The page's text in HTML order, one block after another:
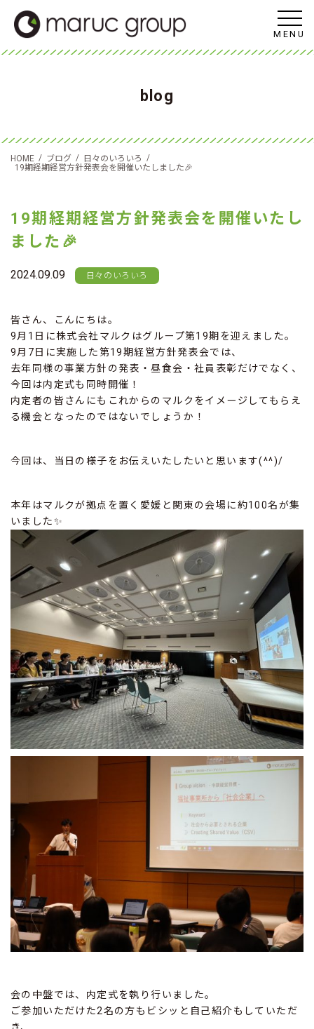
MENU
blog
HOME / ブログ / 日々のいろいろ /
19期経期経営方針発表会を開催いたしました🎉
19期経期経営方針発表会を開催いたし
ました🎉
2024.09.09 日々のいろいろ
皆さん、こんにちは。
9月1日に株式会社マルクはグループ第19期を迎えました。
9月7日に実施した第19期経営方針発表会では、
去年同様の事業方針の発表・昼食会・社員表彰だけでなく、
今回は内定式も同時開催！
内定者の皆さんにもこれからのマルクをイメージしてもらえ
る機会となったのではないでしょうか！
今回は、当日の様子をお伝えいたしたいと思います(^^)/
本年はマルクが拠点を置く愛媛と関東の会場に約100名が集
いました✨
会の中盤では、内定式を執り行いました。
ご参加いただけた2名の方もビシッと自己紹介もしていただ